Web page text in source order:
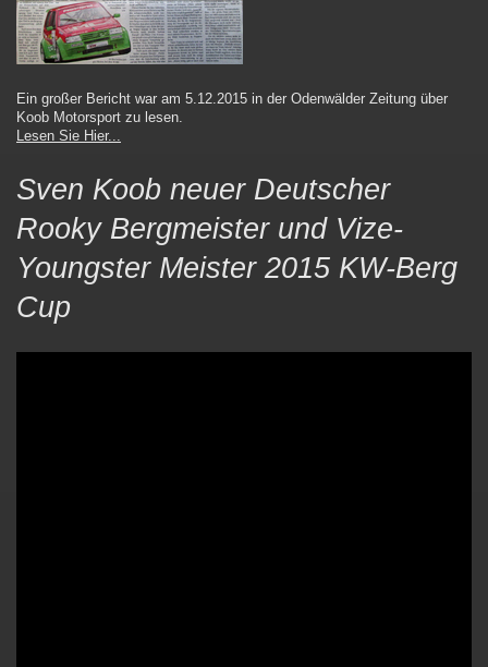
Ein großer Bericht war am 5.12.2015 in der Odenwälder Zeitung über
Koob Motorsport zu lesen.
Lesen Sie Hier...
Sven Koob neuer Deutscher
Rooky Bergmeister und Vize-
Youngster Meister 2015 KW-Berg
Cup